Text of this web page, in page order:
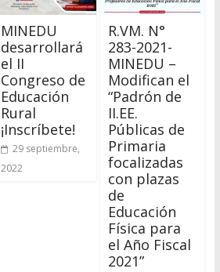
MINEDU
desarrollará
el II
Congreso de
Educación
Rural
¡Inscríbete!
29 septiembre,
2022
R.VM. N°
283-2021-
MINEDU –
Modifican el
“Padrón de
II.EE.
Públicas de
Primaria
focalizadas
con plazas
de
Educación
Física para
el Año Fiscal
2021”